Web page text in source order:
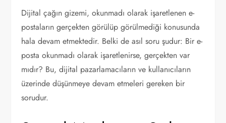
Dijital çağın gizemi, okunmadı olarak işaretlenen e-
postaların gerçekten görülüp görülmediği konusunda
hala devam etmektedir. Belki de asıl soru şudur: Bir e-
posta okunmadı olarak işaretlenirse, gerçekten var
mıdır? Bu, dijital pazarlamacıların ve kullanıcıların
üzerinde düşünmeye devam etmeleri gereken bir
sorudur.